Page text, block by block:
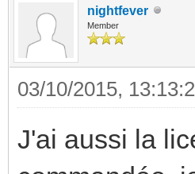
nightfever
Member
03/10/2015,
J'ai aussi la